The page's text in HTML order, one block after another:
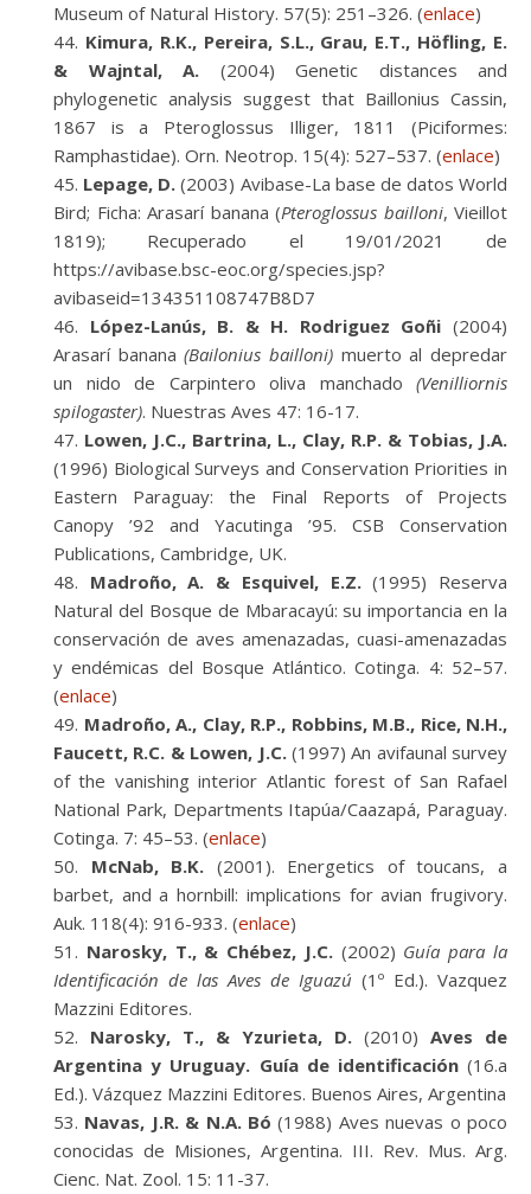
Museum of Natural History. 57(5): 251–326. (enlace)
Kimura, R.K., Pereira, S.L., Grau, E.T., Höfling, E.
& Wajntal, A. (2004) Genetic distances and
phylogenetic analysis suggest that Baillonius Cassin,
1867 is a Pteroglossus Illiger, 1811 (Piciformes:
Ramphastidae). Orn. Neotrop. 15(4): 527–537. (enlace)
Lepage, D. (2003) Avibase-La base de datos World
Bird; Ficha: Arasarí banana (Pteroglossus bailloni, Vieillot
1819); Recuperado el 19/01/2021 de
https://avibase.bsc-eoc.org/species.jsp?
avibaseid=134351108747B8D7
López-Lanús, B. & H. Rodriguez Goñi (2004)
Arasarí banana (Bailonius bailloni) muerto al depredar
un nido de Carpintero oliva manchado (Venilliornis
spilogaster). Nuestras Aves 47: 16-17.
Lowen, J.C., Bartrina, L., Clay, R.P. & Tobias, J.A.
(1996) Biological Surveys and Conservation Priorities in
Eastern Paraguay: the Final Reports of Projects
Canopy ’92 and Yacutinga ’95. CSB Conservation
Publications, Cambridge, UK.
Madroño, A. & Esquivel, E.Z.(1995) Reserva
Natural del Bosque de Mbaracayú: su importancia en la
conservación de aves amenazadas, cuasi-amenazadas
y endémicas del Bosque Atlántico. Cotinga. 4: 52–57.
(enlace)
Madroño, A., Clay, R.P., Robbins, M.B., Rice, N.H.,
Faucett, R.C. & Lowen, J.C.(1997) An avifaunal survey
of the vanishing interior Atlantic forest of San Rafael
National Park, Departments Itapúa/Caazapá, Paraguay.
Cotinga. 7: 45–53. (enlace)
McNab, B.K. (2001). Energetics of toucans, a
barbet, and a hornbill: implications for avian frugivory.
Auk. 118(4): 916-933. (enlace)
Narosky, T., & Chébez, J.C.(2002) Guía para la
Identificación de las Aves de Iguazú (1º Ed.). Vazquez
Mazzini Editores.
Narosky, T., & Yzurieta, D. (2010) Aves de
Argentina y Uruguay. Guía de identificación(16.a
Ed.). Vázquez Mazzini Editores. Buenos Aires, Argentina
Navas, J.R. & N.A. Bó (1988) Aves nuevas o poco
conocidas de Misiones, Argentina. III. Rev. Mus. Arg.
Cienc. Nat. Zool. 15: 11-37.